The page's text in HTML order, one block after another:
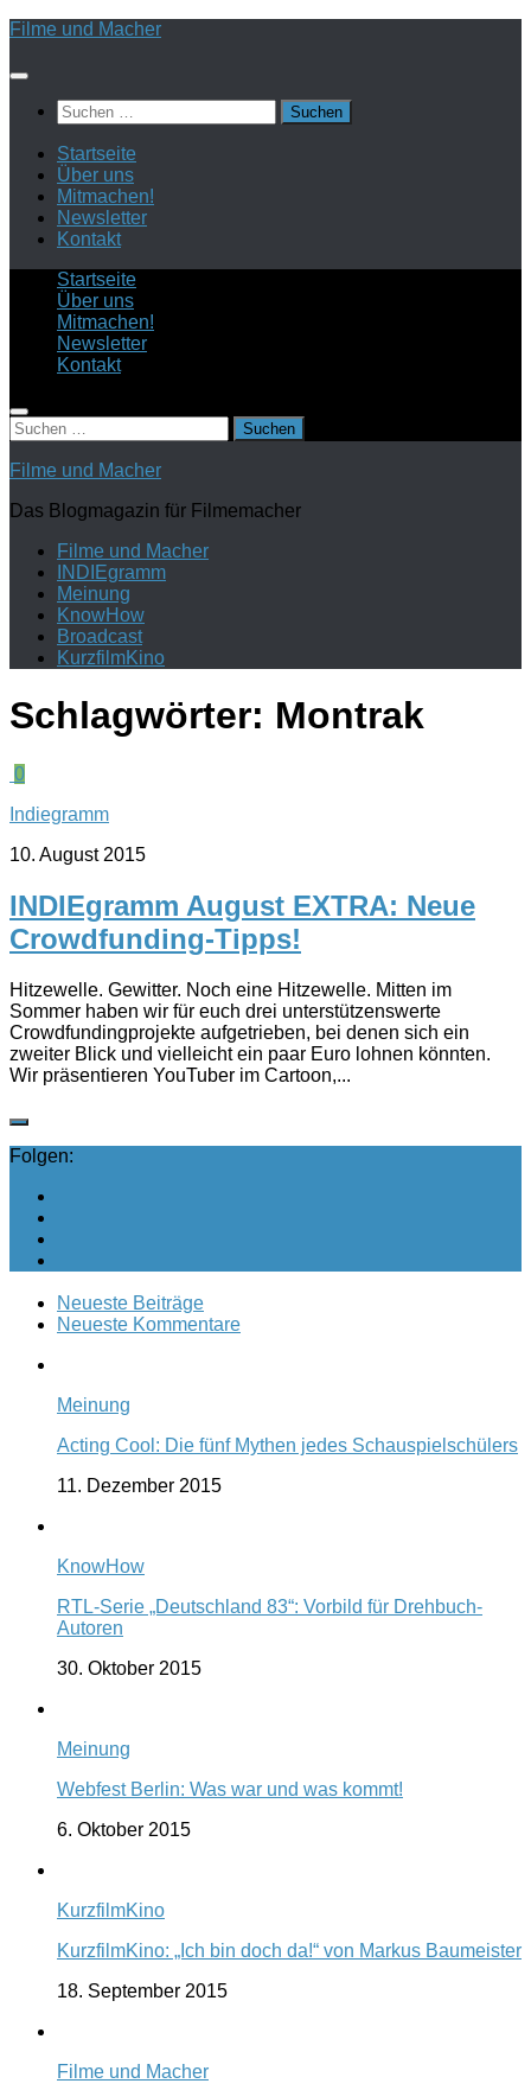
Zum
springen
Filme und Macher
Suchen
nach:
Startseite
Über uns
Mitmachen!
Newsletter
Kontakt
Startseite
Über uns
Mitmachen!
Newsletter
Kontakt
Suchen
nach:
Filme und Macher
Das Blogmagazin für Filmemacher
Filme und Macher
INDIEgramm
Meinung
KnowHow
Broadcast
KurzfilmKino
Schlagwörter: Montrak
0
Indiegramm
10. August 2015
INDIEgramm August EXTRA: Neue
Crowdfunding-Tipps!
Hitzewelle. Gewitter. Noch eine Hitzewelle. Mitten im
Sommer haben wir für euch drei unterstützenswerte
Crowdfundingprojekte aufgetrieben, bei denen sich ein
zweiter Blick und vielleicht ein paar Euro lohnen könnten.
Wir präsentieren YouTuber im Cartoon,...
Folgen:
Neueste Beiträge
Neueste Kommentare
Meinung
Acting Cool: Die fünf Mythen jedes Schauspielschülers
11. Dezember 2015
KnowHow
RTL-Serie „Deutschland 83“: Vorbild für Drehbuch-
Autoren
30. Oktober 2015
Meinung
Webfest Berlin: Was war und was kommt!
6. Oktober 2015
KurzfilmKino
KurzfilmKino: „Ich bin doch da!“ von Markus Baumeister
18. September 2015
Filme und Macher